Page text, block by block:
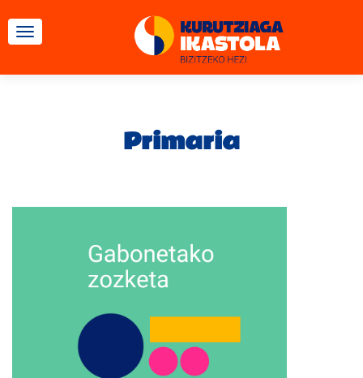
CAMBIAR NAVEGACIÓN
Primaria